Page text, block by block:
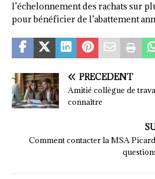
l’échelonnement des rachats sur
pour bénéficier de l’abattement
PRÉCÉDENT
Amitié collègue de
connaître
Comment contacter la MSA